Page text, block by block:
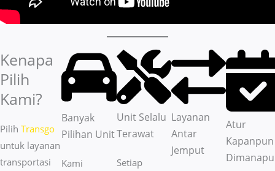
Kenapa
Pilih
Kami?
Pilih Transgo
untuk layanan
transportasi
Banyak
Pilihan Unit
Kami
Unit Selalu
Terawat
Setiap
Layanan
Antar
Jemput
Atur
Kapanpun